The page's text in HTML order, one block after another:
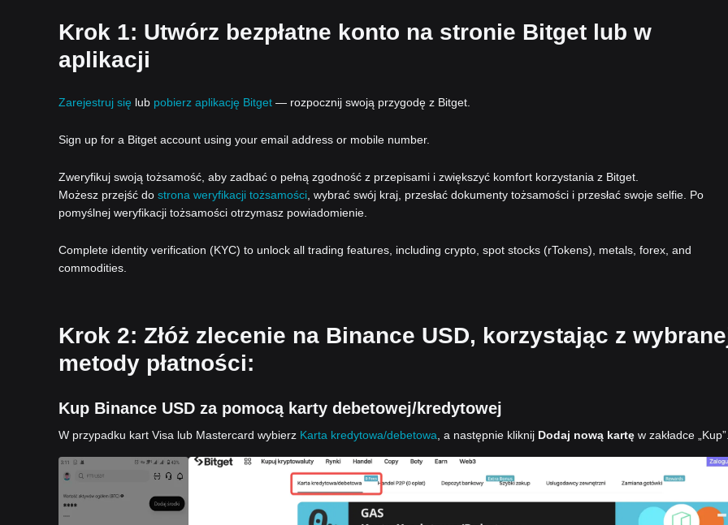
Krok 1: Utwórz bezpłatne konto na stronie Bitget lub w
aplikacji
Zarejestruj się lub pobierz aplikację Bitget — rozpocznij swoją przygodę z Bitget.
Sign up for a Bitget account using your email address or mobile number.
Zweryfikuj swoją tożsamość, aby zadbać o pełną zgodność z przepisami i zwiększyć komfort korzystania z Bitget.
Możesz przejść do strona weryfikacji tożsamości , wybrać swój kraj, przesłać dokumenty tożsamości i przesłać swoje selfie. Po
pomyślnej weryfikacji tożsamości otrzymasz powiadomienie.
Complete identity verification (KYC) to unlock all trading features, including crypto, spot stocks (rTokens), metals, forex, and
commodities.
Krok 2: Złóż zlecenie na Binance USD, korzystając z
metody płatności:
Kup Binance USD za pomocą karty debetowej/kredytowej
W przypadku kart Visa lub Mastercard wybierz Karta kredytowa/debetowa , a następnie kliknij Dodaj nową kartę w zakładce